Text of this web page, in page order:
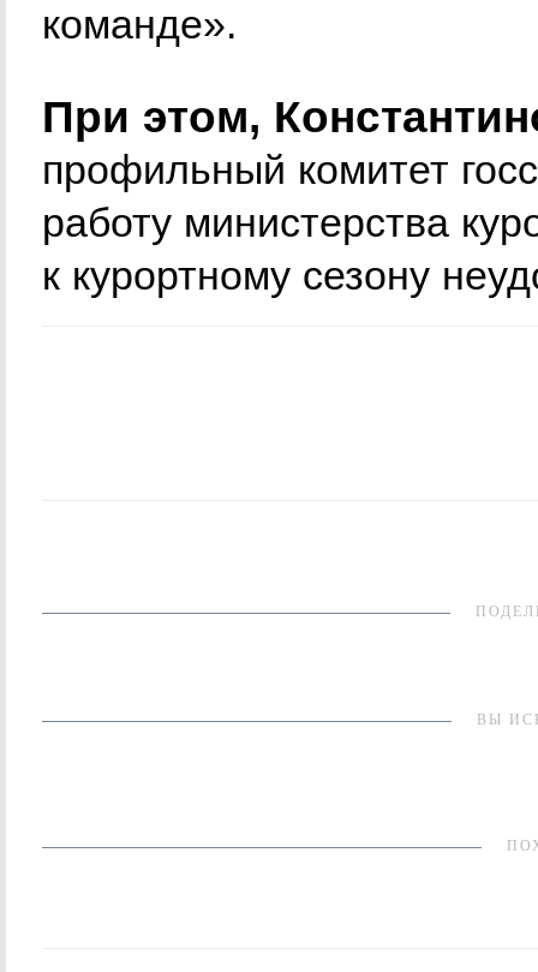
команде».
При этом,
профильный комитет
работу министерства
к курортному сезону
ВЫ